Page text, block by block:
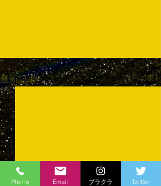
最新記事 すべて表示
Phone Email ブラクラ Twitter